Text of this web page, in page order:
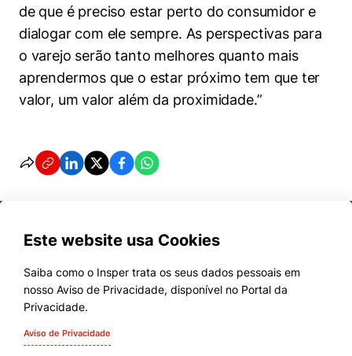
de que é preciso estar perto do consumidor e
dialogar com ele sempre. As perspectivas para
o varejo serão tanto melhores quanto mais
aprendermos que o estar próximo tem que ter
valor, um valor além da proximidade.”
Este website usa Cookies
Saiba como o Insper trata os seus dados pessoais em
nosso Aviso de Privacidade, disponível no Portal da
Privacidade.
Aviso de Privacidade
Cursos
Quem Somos